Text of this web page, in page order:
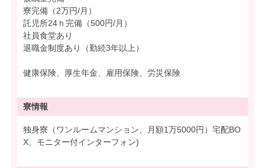
寮完備（2万円/月）
託児所24ｈ完備（500円/月）
社員食堂あり
退職金制度あり（勤続3年以上）
健康保険、厚生年金、雇用保険、労災保険
寮情報
独身寮（ワンルームマンション、月額1万5000円）宅配BO
X、モニター付インターフォン)